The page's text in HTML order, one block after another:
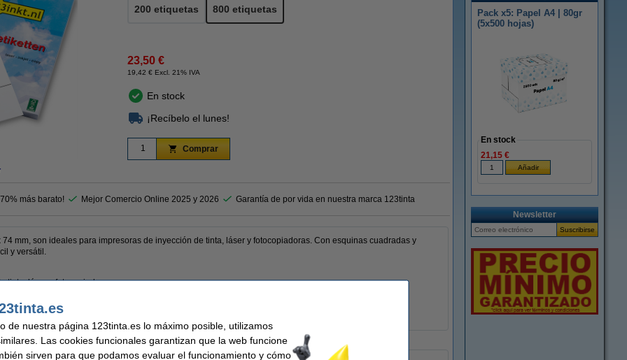
200 etiquetas 800 etiquetas
23,50 €
19,42 € Excl. 21% IVA
En stock
¡Recíbelo el lunes!
Comprar
más barato! Mejor Comercio Online 2025 y 2026 Garantía de por vida en nuestra marca 123tinta
mm, son ideales para impresoras de inyección de tinta, láser y fotocopiadoras. Con esquinas cuadradas y
y versátil.
tinta, láser y fotocopiadoras
etiquetas universales.
Pack x5: Papel A4 | 80gr
(5x500 hojas)
En stock
21,15 €
Newsletter
de nuestra página 123tinta.es lo máximo posible, utilizamos
Las cookies funcionales garantizan que la web funcione
sirven para que podamos evaluar el funcionamiento y cómo